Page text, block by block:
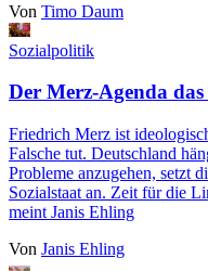
Von Timo Daum
Sozialpolitik
Der Merz-Agenda
Friedrich Merz ist
Falsche tut. Deutschland
Probleme anzugehen, setzt
Sozialstaat an. Zeit für die
meint Janis Ehling
Von Janis Ehling